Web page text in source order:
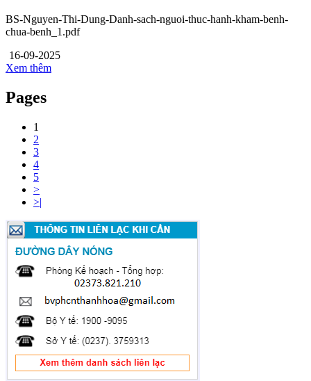
BS-Nguyen-Thi-Dung-Danh-sach-nguoi-thuc-hanh-kham-benh-
chua-benh_1.pdf
16-09-2025
Xem thêm
Pages
1
2
3
4
5
>
>|